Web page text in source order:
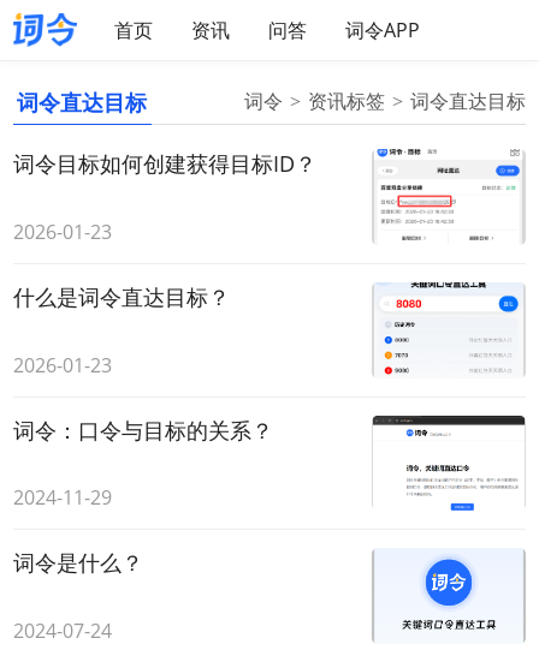
首页 资讯 问答 词令APP
词令直达目标 词令 资讯标签 词令直达目标
词令目标如何创建获得目标ID？
2026-01-23
什么是词令直达目标？
2026-01-23
词令：口令与目标的关系？
2024-11-29
词令是什么？
2024-07-24